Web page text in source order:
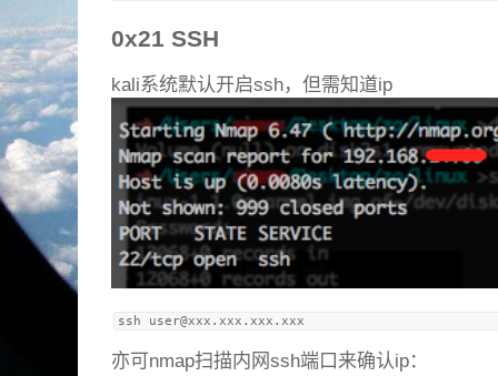
0x21 SSH
kali系统默认开启ssh，但需知道ip
ssh user@xxx.xxx.xxx.xxx
亦可nmap扫描内网ssh端口来确认ip：